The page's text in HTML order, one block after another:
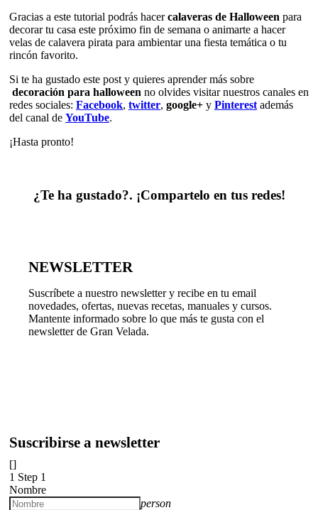
Gracias a este tutorial podrás hacercalaveras de Halloween para
decorar tu casa este próximo fin de semana o animarte a hacer
velas de calavera pirata para ambientar una fiesta temática o tu
rincón favorito.
Si te ha gustado este post y quieres aprender más sobre
decoración para halloween no olvides visitar nuestros canales en
redes sociales: Facebook, twitter, google+ y Pinterestademás
del canal de YouTube.
¡Hasta pronto!
¿Te ha gustado?. ¡Compartelo en tus redes!
NEWSLETTER
Suscríbete a nuestro newsletter y recibe en tu email
novedades, ofertas, nuevas recetas, manuales y cursos.
Mantente informado sobre lo que más te gusta con el
newsletter de Gran Velada.
Suscribirse a newsletter
[]
1 Step 1
Nombre
person